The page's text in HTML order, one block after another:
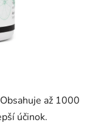
až 1000
účinok.